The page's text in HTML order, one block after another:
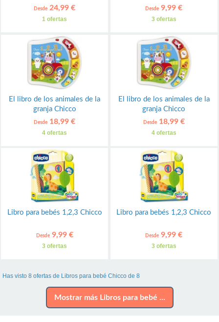
Desde 24,99 €
1 ofertas
Desde 9,99 €
3 ofertas
El libro de los animales de la
granja Chicco
Desde 18,99 €
4 ofertas
El libro de los animales de la
granja Chicco
Desde18,99 €
4 ofertas
Libro para bebés 1,2,3 Chicco
Desde9,99 €
3 ofertas
Libro para bebés 1,2,3 Chicco
Desde 9,99 €
3 ofertas
Has visto 8 ofertas de Libros para bebé Chicco de 8
Mostrar más Libros para bebé ...